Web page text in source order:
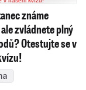
známe
zvládnete plný
Otestujte se v